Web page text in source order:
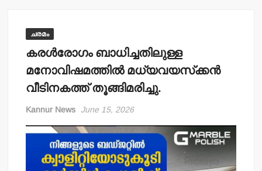
ചരമം
കരള്‍രോഗം ബാധിച്ചതിലുള്ള
മനോവിഷമത്തില്‍ മധ്യവയസ്‌ക്കന്‍
വീടിനകത്ത് തൂങ്ങിമരിച്ചു.
Kannur News June 15, 2026